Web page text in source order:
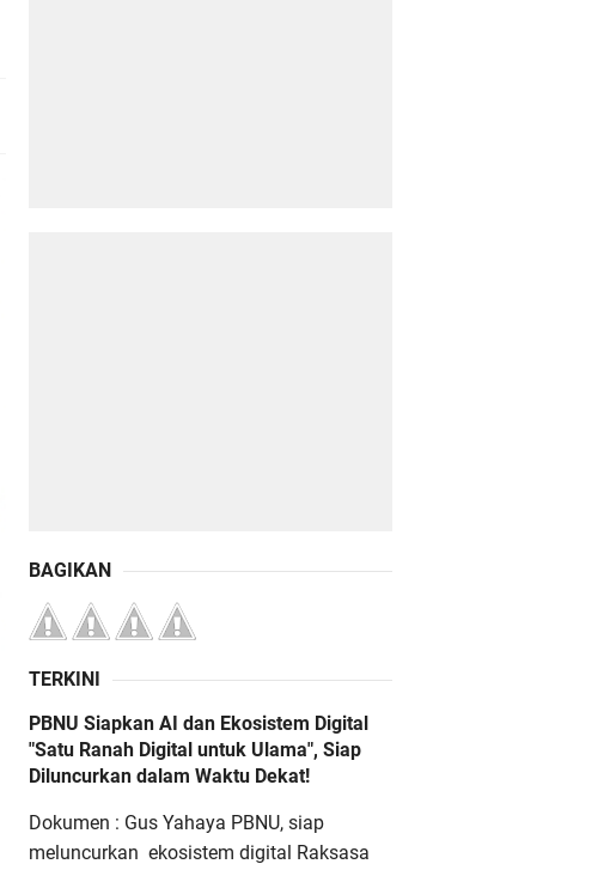
BAGIKAN
TERKINI
PBNU Siapkan AI dan Ekosistem Digital
"Satu Ranah Digital untuk Ulama", Siap
Diluncurkan dalam Waktu Dekat!
Dokumen : Gus Yahaya PBNU, siap
meluncurkan ekosistem digital Raksasa